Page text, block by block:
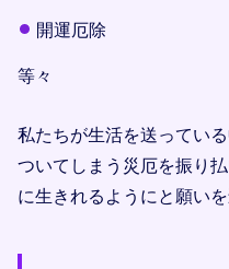
開運厄除
等々
私たちが生活を送ってい
ついてしまう災厄を振り
に生きれるようにと願いを